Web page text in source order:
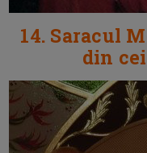
14. Saracul
din